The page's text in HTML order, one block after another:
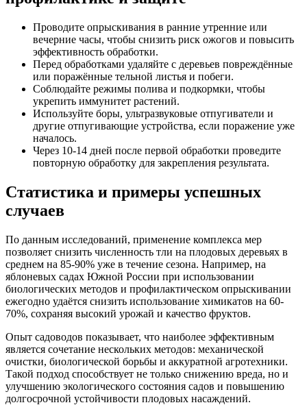
Проводите опрыскивания в ранние утренние или
вечерние часы, чтобы снизить риск ожогов и повысить
эффективность обработки.
Перед обработками удаляйте с деревьев повреждённые
или поражённые тельной листья и побеги.
Соблюдайте режимы полива и подкормки, чтобы
укрепить иммунитет растений.
Используйте боры, ультразвуковые отпугиватели и
другие отпугивающие устройства, если поражение уже
началось.
Через 10-14 дней после первой обработки проведите
повторную обработку для закрепления результата.
Статистика и примеры успешных
случаев
По данным исследований, применение комплекса мер
позволяет снизить численность тли на плодовых деревьях в
среднем на 85-90% уже в течение сезона. Например, на
яблоневых садах Южной России при использовании
биологических методов и профилактическом опрыскивании
ежегодно удаётся снизить использование химикатов на 60-
70%, сохраняя высокий урожай и качество фруктов.
Опыт садоводов показывает, что наиболее эффективным
является сочетание нескольких методов: механической
очистки, биологической борьбы и аккуратной агротехники.
Такой подход способствует не только снижению вреда, но и
улучшению экологического состояния садов и повышению
долгосрочной устойчивости плодовых насаждений.